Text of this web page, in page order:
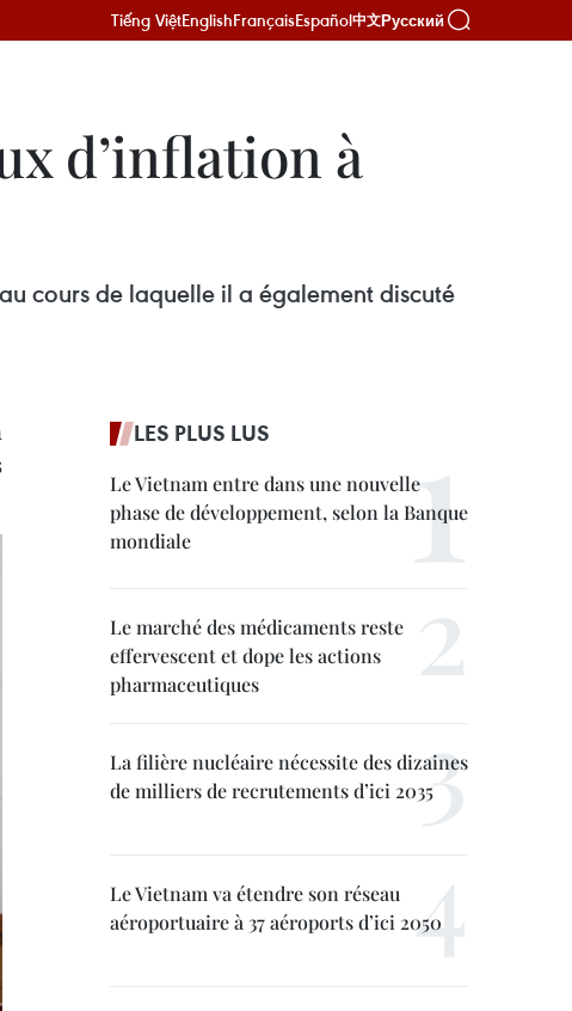
Tiếng ViệtEnglishFrançaisEspañol中文Русский
d’inflation à
cours de laquelle il a également discuté
LES PLUS LUS
Le Vietnam entre dans une nouvelle
phase de développement, selon la Banque
mondiale
Le marché des médicaments reste
effervescent et dope les actions
pharmaceutiques
La filière nucléaire nécessite des dizaines
de milliers de recrutements d’ici 2035
Le Vietnam va étendre son réseau
aéroportuaire à 37 aéroports d’ici 2050